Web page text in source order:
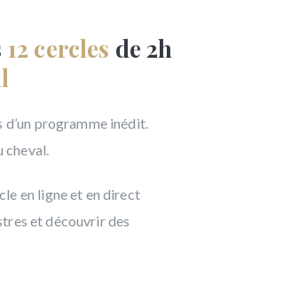
12 cercles de 2h
programme inédit.
cheval.
en ligne et en direct
et découvrir des